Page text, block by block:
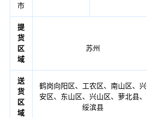
市
提
货
区
域
苏州
送
货
区
域
鹤岗向阳区、工农区、南山区、兴
安区、东山区、兴山区、萝北县、
绥滨县